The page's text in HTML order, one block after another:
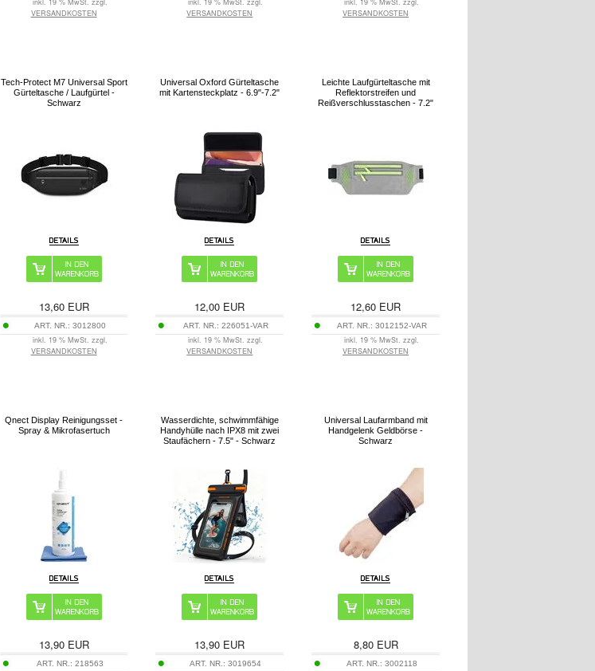
VERSANDKOSTEN
VERSANDKOSTEN
VERSANDKOSTEN
Tech-Protect M7 Universal Sport
Gürteltasche / Laufgürtel -
Schwarz
13,60EUR
ART. NR.: 3012800
inkl. 19 % MwSt. zzgl.
VERSANDKOSTEN
Universal Oxford Gürteltasche
mit Kartensteckplatz - 6.9"-7.2"
12,00 EUR
ART. NR.: 226051-VAR
inkl. 19 % MwSt. zzgl.
VERSANDKOSTEN
Leichte Laufgürteltasche mit
Reflektorstreifen und
Reißverschlusstaschen - 7.2"
12,60 EUR
ART. NR.: 3012152-VAR
inkl. 19 % MwSt. zzgl.
VERSANDKOSTEN
Qnect Display Reinigungsset -
Spray & Mikrofasertuch
13,90EUR
ART. NR.: 218563
Wasserdichte, schwimmfähige
Handyhülle nach IPX8 mit zwei
Staufächern - 7.5" - Schwarz
13,90 EUR
ART. NR.:3019654
Universal Laufarmband mit
Handgelenk Geldbörse -
Schwarz
8,80EUR
ART. NR.: 3002118